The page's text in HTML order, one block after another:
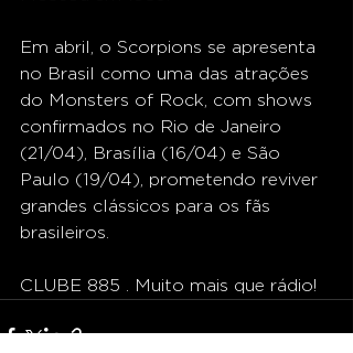
Em abril, o Scorpions se apresenta
no Brasil como uma das atrações
do Monsters of Rock, com shows
confirmados no Rio de Janeiro
(21/04), Brasília (16/04) e São
Paulo (19/04), prometendo reviver
grandes clássicos para os fãs
brasileiros.
CLUBE 885 . Muito mais que rádio!